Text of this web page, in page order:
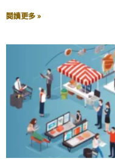
閱讀更多 »